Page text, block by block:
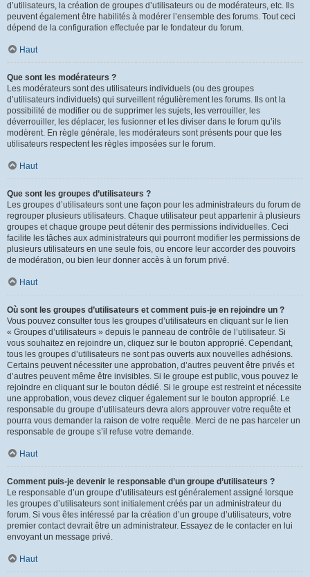
d’utilisateurs, la création de groupes d’utilisateurs ou de modérateurs, etc. Ils
peuvent également être habilités à modérer l’ensemble des forums. Tout ceci
dépend de la configuration effectuée par le fondateur du forum.
Haut
Que sont les modérateurs ?
Les modérateurs sont des utilisateurs individuels (ou des groupes
d’utilisateurs individuels) qui surveillent régulièrement les forums. Ils ont la
possibilité de modifier ou de supprimer les sujets, les verrouiller, les
déverrouiller, les déplacer, les fusionner et les diviser dans le forum qu’ils
modèrent. En règle générale, les modérateurs sont présents pour que les
utilisateurs respectent les règles imposées sur le forum.
Haut
Que sont les groupes d’utilisateurs ?
Les groupes d’utilisateurs sont une façon pour les administrateurs du forum de
regrouper plusieurs utilisateurs. Chaque utilisateur peut appartenir à plusieurs
groupes et chaque groupe peut détenir des permissions individuelles. Ceci
facilite les tâches aux administrateurs qui pourront modifier les permissions de
plusieurs utilisateurs en une seule fois, ou encore leur accorder des pouvoirs
de modération, ou bien leur donner accès à un forum privé.
Haut
Où sont les groupes d’utilisateurs et comment puis-je en rejoindre un ?
Vous pouvez consulter tous les groupes d’utilisateurs en cliquant sur le lien
« Groupes d’utilisateurs » depuis le panneau de contrôle de l’utilisateur. Si
vous souhaitez en rejoindre un, cliquez sur le bouton approprié. Cependant,
tous les groupes d’utilisateurs ne sont pas ouverts aux nouvelles adhésions.
Certains peuvent nécessiter une approbation, d’autres peuvent être privés et
d’autres peuvent même être invisibles. Si le groupe est public, vous pouvez le
rejoindre en cliquant sur le bouton dédié. Si le groupe est restreint et nécessite
une approbation, vous devez cliquer également sur le bouton approprié. Le
responsable du groupe d’utilisateurs devra alors approuver votre requête et
pourra vous demander la raison de votre requête. Merci de ne pas harceler un
responsable de groupe s’il refuse votre demande.
Haut
Comment puis-je devenir le responsable d’un groupe d’utilisateurs ?
Le responsable d’un groupe d’utilisateurs est généralement assigné lorsque
les groupes d’utilisateurs sont initialement créés par un administrateur du
forum. Si vous êtes intéressé par la création d’un groupe d’utilisateurs, votre
premier contact devrait être un administrateur. Essayez de le contacter en lui
envoyant un message privé.
Haut